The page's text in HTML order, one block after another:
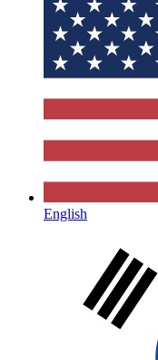
English